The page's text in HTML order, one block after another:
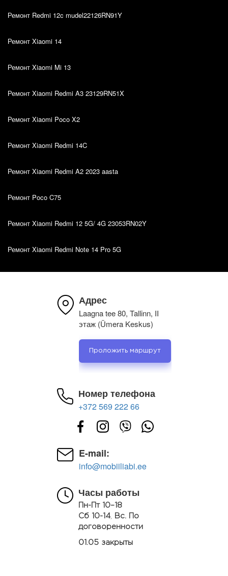
Ремонт Redmi 12c mudel22126RN91Y
Ремонт Xiaomi 14
Ремонт Xiaomi Mi 13
Ремонт Xiaomi Redmi A3 23129RN51X
Ремонт Xiaomi Poco X2
Ремонт Xiaomi Redmi 14C
Ремонт Xiaomi Redmi A2 2023 aasta
Ремонт Poco C75
Ремонт Xiaomi Redmi 12 5G/ 4G 23053RN02Y
Ремонт Xiaomi Redmi Note 14 Pro 5G
Адрес
Laagna tee 80, Tallinn, II
этаж (Ümera Keskus)
Проложить маршрут
Номер телефона
+372 569 222 66
E-mail:
info@mobiiliabi.ee
Часы работы
Пн-Пт 10–18
Сб 10-14,
Вс. По
договоренности
01.05 закрыты